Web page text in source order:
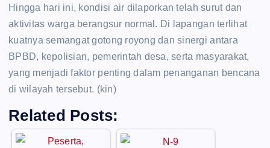
Hingga hari ini, kondisi air dilaporkan telah surut dan
aktivitas warga berangsur normal. Di lapangan terlihat
kuatnya semangat gotong royong dan sinergi antara
BPBD, kepolisian, pemerintah desa, serta masyarakat,
yang menjadi faktor penting dalam penanganan bencana
di wilayah tersebut. (kin)
Related Posts: